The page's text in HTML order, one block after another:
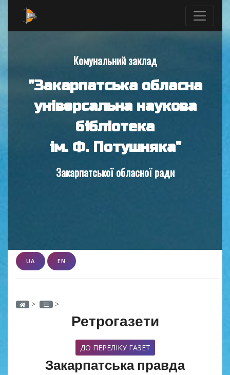
Комунальний заклад
"Закарпатська обласна
універсальна наукова
бібліотека
ім. Ф. Потушняка"
Закарпатської обласної ради
UA EN
> >
Ретрогазети
ДО ПЕРЕЛІКУ ГАЗЕТ
Закарпатська правда